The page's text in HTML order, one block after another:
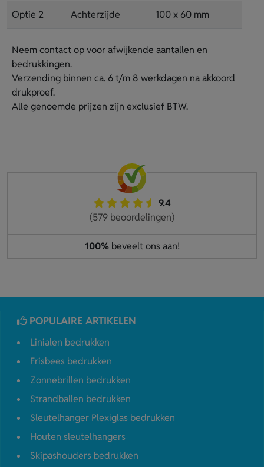
Optie 2 Achterzijde 100 x 60 mm
Neem contact op voor afwijkende aantallen en
bedrukkingen.
Verzending binnen ca. 6 t/m 8 werkdagen na akkoord
drukproef.
Alle genoemde prijzen zijn exclusief BTW.
9.4
(579 beoordelingen)
100%beveelt ons aan!
POPULAIRE ARTIKELEN
Linialen bedrukken
Frisbees bedrukken
Zonnebrillen bedrukken
Strandballen bedrukken
Sleutelhanger Plexiglas bedrukken
Houten sleutelhangers
Skipashouders bedrukken